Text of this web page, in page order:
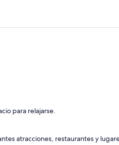
para relajarse.
atracciones, restaurantes y